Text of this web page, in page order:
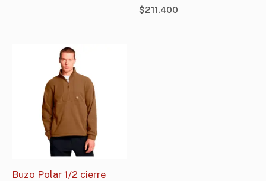
$211.400
Buzo Polar 1/2 cierre